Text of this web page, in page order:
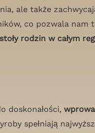
ale także
co pozwala nam
rodzin w całym
doskonałości,
spełniają